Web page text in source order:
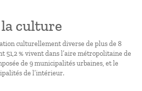
la culture
culturellement diverse de plus de 8
51,2 % vivent dans l’aire métropolitaine de
de 9 municipalités urbaines, et le
de l’intérieur.